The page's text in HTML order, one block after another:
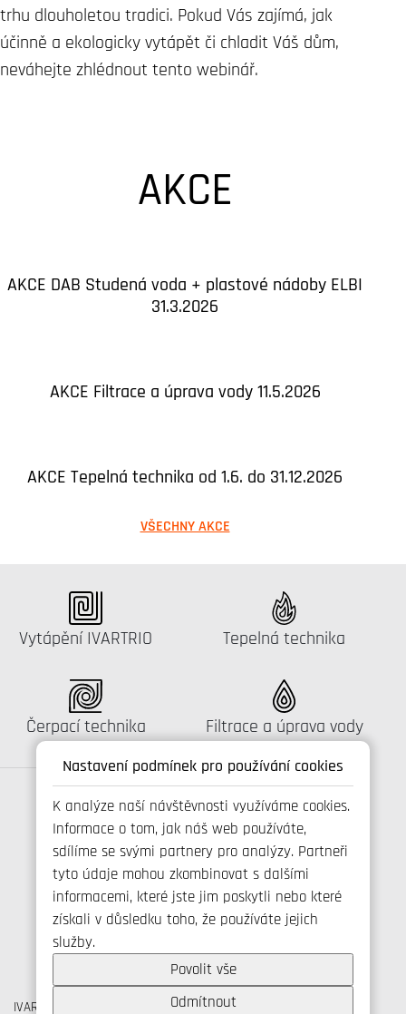
Nastavení podmínek pro používání cookies
K analýze naší návštěvnosti využíváme cookies.
Informace o tom, jak náš web používáte,
sdílíme se svými partnery pro analýzy. Partneři
tyto údaje mohou zkombinovat s dalšími
informacemi, které jste jim poskytli nebo které
získali v důsledku toho, že používáte jejich
služby.
Povolit vše
Odmítnout
trhu dlouholetou tradici. Pokud Vás zajímá, jak
účinně a ekologicky vytápět či chladit Váš dům,
neváhejte zhlédnout tento webinář.
AKCE
AKCE DAB Studená voda + plastové nádoby ELBI
31.3.2026
AKCE Filtrace a úprava vody 11.5.2026
AKCE Tepelná technika od 1.6. do 31.12.2026
VŠECHNY AKCE
Katalog:
Vytápění IVARTRIO Katalog:
Tepelná technika
Katalog:
Čerpací technika Katalog:
Filtrace a úprava vody
Spojte se s námi
+420 800 173 965
Ochrana osobních udajů
Cookies
IVAR CS spol. s r.o., Velvarská 9, Podhořany, 277 51 Nelahozeves